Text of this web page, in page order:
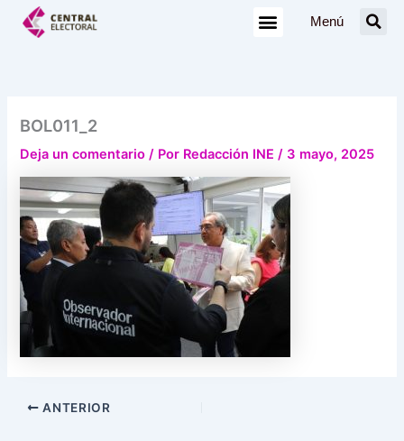
Menú
BOL011_2
Deja un comentario / Por Redacción INE/ 3 mayo, 2025
ANTERIOR